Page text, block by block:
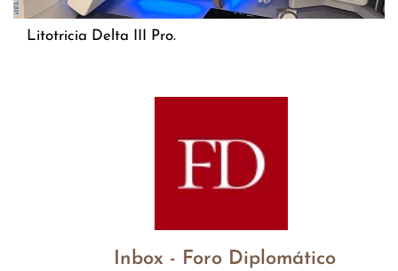
Litotricia Delta III Pro.
Inbox - Foro Diplomático